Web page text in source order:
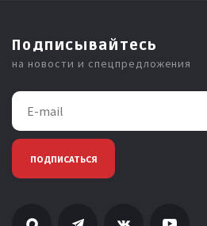
Подписывайтесь
на новости и спецпредложения
ПОДПИСАТЬСЯ